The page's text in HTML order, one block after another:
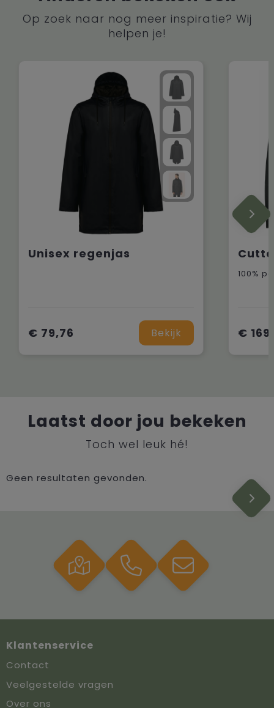
Op zoek naar nog meer inspiratie? Wij
helpen je!
Unisex regenjas
€ 79,76 Bekijk €
Laatst door jou bekeken
Toch wel leuk hé!
Geen resultaten gevonden.
Klantenservice
Contact
Veelgestelde vragen
Over ons